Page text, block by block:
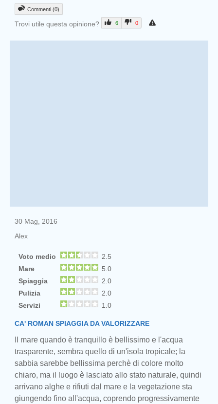
Commenti (0)
Trovi utile questa opinione? 6 0
30 Mag, 2016
Alex
Voto medio
2.5
Mare
5.0
Spiaggia
2.0
Pulizia
2.0
Servizi
1.0
CA' ROMAN SPIAGGIA DA VALORIZZARE
Il mare quando è tranquillo è bellissimo e l'acqua
trasparente, sembra quello di un'isola tropicale; la
sabbia sarebbe bellissima perchè di colore molto
chiaro, ma il luogo è lasciato allo stato naturale, quindi
arrivano alghe e rifiuti dal mare e la vegetazione sta
giungendo fino all'acqua, coprendo progressivamente